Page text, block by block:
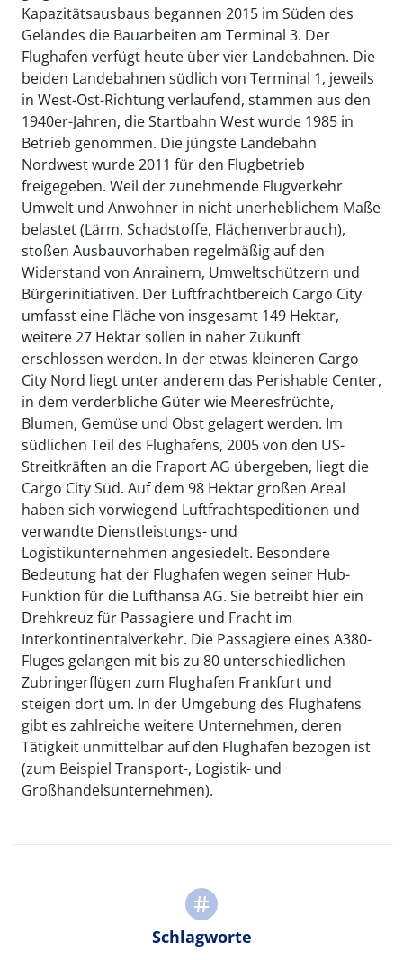
Kapazitätsausbaus begannen 2015 im Süden des
Geländes die Bauarbeiten am Terminal 3. Der
Flughafen verfügt heute über vier Landebahnen. Die
beiden Landebahnen südlich von Terminal 1, jeweils
in West-Ost-Richtung verlaufend, stammen aus den
1940er-Jahren, die Startbahn West wurde 1985 in
Betrieb genommen. Die jüngste Landebahn
Nordwest wurde 2011 für den Flugbetrieb
freigegeben. Weil der zunehmende Flugverkehr
Umwelt und Anwohner in nicht unerheblichem Maße
belastet (Lärm, Schadstoffe, Flächenverbrauch),
stoßen Ausbauvorhaben regelmäßig auf den
Widerstand von Anrainern, Umweltschützern und
Bürgerinitiativen. Der Luftfrachtbereich Cargo City
umfasst eine Fläche von insgesamt 149 Hektar,
weitere 27 Hektar sollen in naher Zukunft
erschlossen werden. In der etwas kleineren Cargo
City Nord liegt unter anderem das Perishable Center,
in dem verderbliche Güter wie Meeresfrüchte,
Blumen, Gemüse und Obst gelagert werden. Im
südlichen Teil des Flughafens, 2005 von den US-
Streitkräften an die Fraport AG übergeben, liegt die
Cargo City Süd. Auf dem 98 Hektar großen Areal
haben sich vorwiegend Luftfrachtspeditionen und
verwandte Dienstleistungs- und
Logistikunternehmen angesiedelt. Besondere
Bedeutung hat der Flughafen wegen seiner Hub-
Funktion für die Lufthansa AG. Sie betreibt hier ein
Drehkreuz für Passagiere und Fracht im
Interkontinentalverkehr. Die Passagiere eines A380-
Fluges gelangen mit bis zu 80 unterschiedlichen
Zubringerflügen zum Flughafen Frankfurt und
steigen dort um. In der Umgebung des Flughafens
gibt es zahlreiche weitere Unternehmen, deren
Tätigkeit unmittelbar auf den Flughafen bezogen ist
(zum Beispiel Transport-, Logistik- und
Großhandelsunternehmen).
Schlagworte